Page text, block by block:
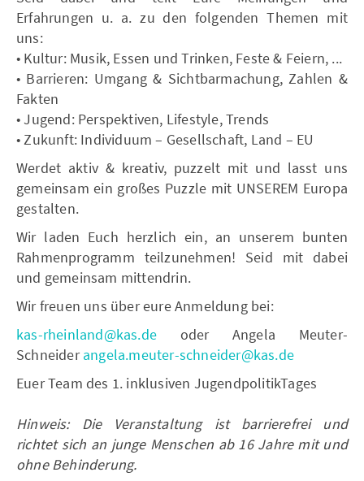
Erfahrungen u. a. zu den folgenden Themen mit
uns:
• Kultur: Musik, Essen und Trinken, Feste & Feiern, ...
• Barrieren: Umgang & Sichtbarmachung, Zahlen &
Fakten
• Jugend: Perspektiven, Lifestyle, Trends
• Zukunft: Individuum – Gesellschaft, Land – EU
Werdet aktiv & kreativ, puzzelt mit und lasst uns
gemeinsam ein großes Puzzle mit UNSEREM Europa
gestalten.
Wir laden Euch herzlich ein, an unserem bunten
Rahmenprogramm teilzunehmen! Seid mit dabei
und gemeinsam mittendrin.
Wir freuen uns über eure Anmeldung bei:
kas-rheinland@kas.de oder Angela Meuter-
Schneiderangela.meuter-schneider@kas.de
Euer Team des 1. inklusiven JugendpolitikTages
Hinweis: Die Veranstaltung ist barrierefrei und
richtet sich an junge Menschen ab 16 Jahre mit und
ohne Behinderung.